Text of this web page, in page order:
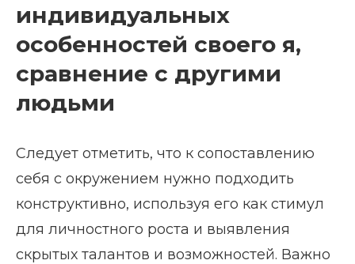
индивидуальных
особенностей своего я,
сравнение с другими
людьми
Следует отметить, что к сопоставлению
себя с окружением нужно подходить
конструктивно, используя его как стимул
для личностного роста и выявления
скрытых талантов и возможностей. Важно